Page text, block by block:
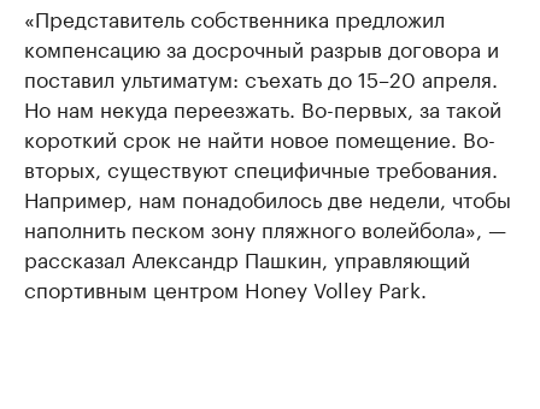
«Представитель собственника предложил
компенсацию за досрочный разрыв договора и
поставил ультиматум: съехать до 15–20 апреля.
Но нам некуда переезжать. Во-первых, за такой
короткий срок не найти новое помещение. Во-
вторых, существуют специфичные требования.
Например, нам понадобилось две недели, чтобы
наполнить песком зону пляжного волейбола», —
рассказал Александр Пашкин, управляющий
спортивным центром Honey Volley Park.